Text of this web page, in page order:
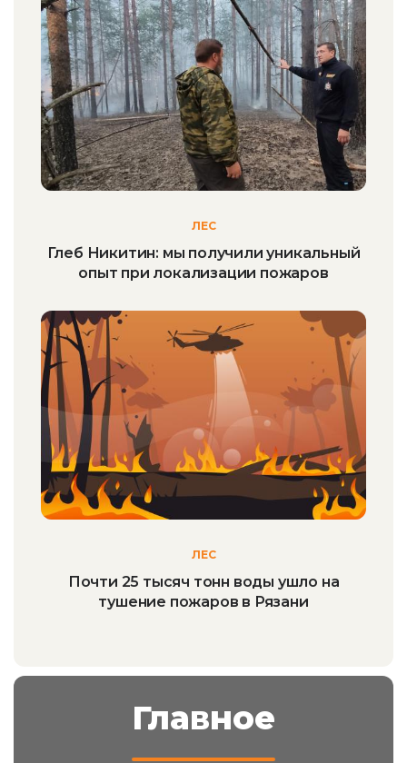
ЛЕС
Глеб Никитин: мы получили уникальный
опыт при локализации пожаров
ЛЕС
Почти 25 тысяч тонн воды ушло на
тушение пожаров в Рязани
Главное